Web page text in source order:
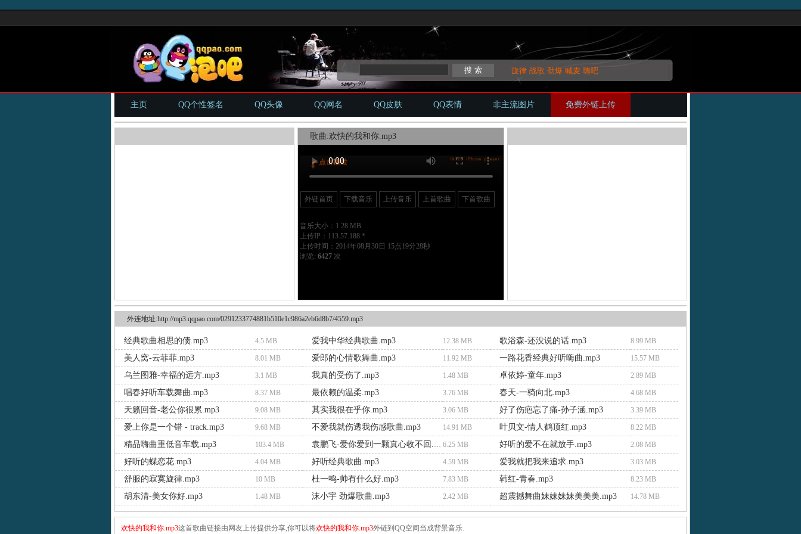
旋律 战歌 劲爆 喊麦 嗨吧
主页 QQ个性签名 QQ头像 QQ网名 QQ皮肤 QQ表情 非主流图片 免费外链上传
歌曲:欢快的我和你.mp3
外链首页 下载音乐 上传音乐 上首歌曲 下首歌曲
音乐大小：1.28 MB
上传IP：113.57.188.*
上传时间：2014年08月30日 15点19分28秒
浏览: 6427次
外连地址:http://mp3.qqpao.com/0291233774881b510e1c986a2eb6d8b7/4559.mp3
经典歌曲相思的债.mp3 4.5 MB 爱我中华经典歌曲.mp3 12.38 MB 歌浴森-还没说的话.mp3 8.99 MB
美人窝-云菲菲.mp3 8.01 MB 爱郎的心情歌舞曲.mp3 11.92 MB 一路花香经典好听嗨曲.mp3 15.57 MB
乌兰图雅-幸福的远方.mp3 3.1 MB 我真的受伤了.mp3 1.48 MB 卓依婷-童年.mp3 2.89 MB
唱春好听车载舞曲.mp3 8.37 MB 最依赖的温柔.mp3 3.76 MB 春天-一骑向北.mp3 4.68 MB
天籁回音-老公你很累.mp3 9.08 MB 其实我很在乎你.mp3 3.06 MB 好了伤疤忘了痛-孙子涵.mp3 3.39 MB
爱上你是一个错 - track.mp3 9.68 MB 不爱我就伤透我伤感歌曲.mp3 14.91 MB 叶贝文-情人鹤顶红.mp3 8.22 MB
精品嗨曲重低音车载.mp3 103.4 MB 袁鹏飞-爱你爱到一颗真心收不回.mp3 6.25 MB 好听的爱不在就放手.mp3 2.08 MB
好听的蝶恋花.mp3 4.04 MB 好听经典歌曲.mp3 4.59 MB 爱我就把我来追求.mp3 3.03 MB
舒服的寂寞旋律.mp3 10 MB 杜一鸣-帅有什么好.mp3 7.83 MB 韩红-青春.mp3 8.23 MB
胡东清-美女你好.mp3 1.48 MB 沫小宇 劲爆歌曲.mp3 2.42 MB 超震撼舞曲妹妹妹妹美美美.mp3 14.78 MB
欢快的我和你.mp3这首歌曲链接由网友上传提供分享,你可以将欢快的我和你.mp3外链到QQ空间当成背景音乐.